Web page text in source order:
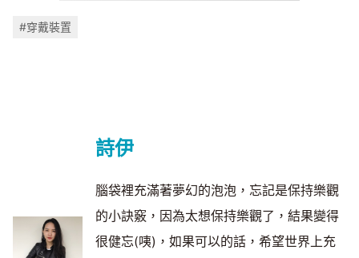
#穿戴裝置
詩伊
腦袋裡充滿著夢幻的泡泡，忘記是保持樂觀
的小訣竅，因為太想保持樂觀了，結果變得
很健忘(咦)，如果可以的話，希望世界上充